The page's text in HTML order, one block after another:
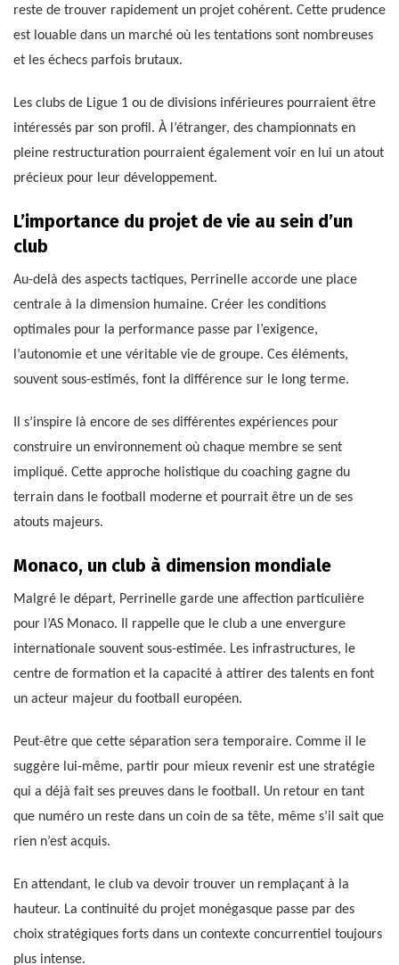
reste de trouver rapidement un projet cohérent. Cette prudence
est louable dans un marché où les tentations sont nombreuses
et les échecs parfois brutaux.
Les clubs de Ligue 1 ou de divisions inférieures pourraient être
intéressés par son profil. À l’étranger, des championnats en
pleine restructuration pourraient également voir en lui un atout
précieux pour leur développement.
L’importance du projet de vie au sein d’un
club
Au-delà des aspects tactiques, Perrinelle accorde une place
centrale à la dimension humaine. Créer les conditions
optimales pour la performance passe par l’exigence,
l’autonomie et une véritable vie de groupe. Ces éléments,
souvent sous-estimés, font la différence sur le long terme.
Il s’inspire là encore de ses différentes expériences pour
construire un environnement où chaque membre se sent
impliqué. Cette approche holistique du coaching gagne du
terrain dans le football moderne et pourrait être un de ses
atouts majeurs.
Monaco, un club à dimension mondiale
Malgré le départ, Perrinelle garde une affection particulière
pour l’AS Monaco. Il rappelle que le club a une envergure
internationale souvent sous-estimée. Les infrastructures, le
centre de formation et la capacité à attirer des talents en font
un acteur majeur du football européen.
Peut-être que cette séparation sera temporaire. Comme il le
suggère lui-même, partir pour mieux revenir est une stratégie
qui a déjà fait ses preuves dans le football. Un retour en tant
que numéro un reste dans un coin de sa tête, même s’il sait que
rien n’est acquis.
En attendant, le club va devoir trouver un remplaçant à la
hauteur. La continuité du projet monégasque passe par des
choix stratégiques forts dans un contexte concurrentiel toujours
plus intense.